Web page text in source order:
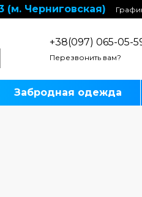
(м. Черниговская)
+38(097) 065-05-
Перезвонить вам?
Забродная одежда